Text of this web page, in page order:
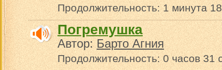
Продолжительность: 1 минута
Погремушка
Автор:Барто Агния
Продолжительность: 0 часов 31